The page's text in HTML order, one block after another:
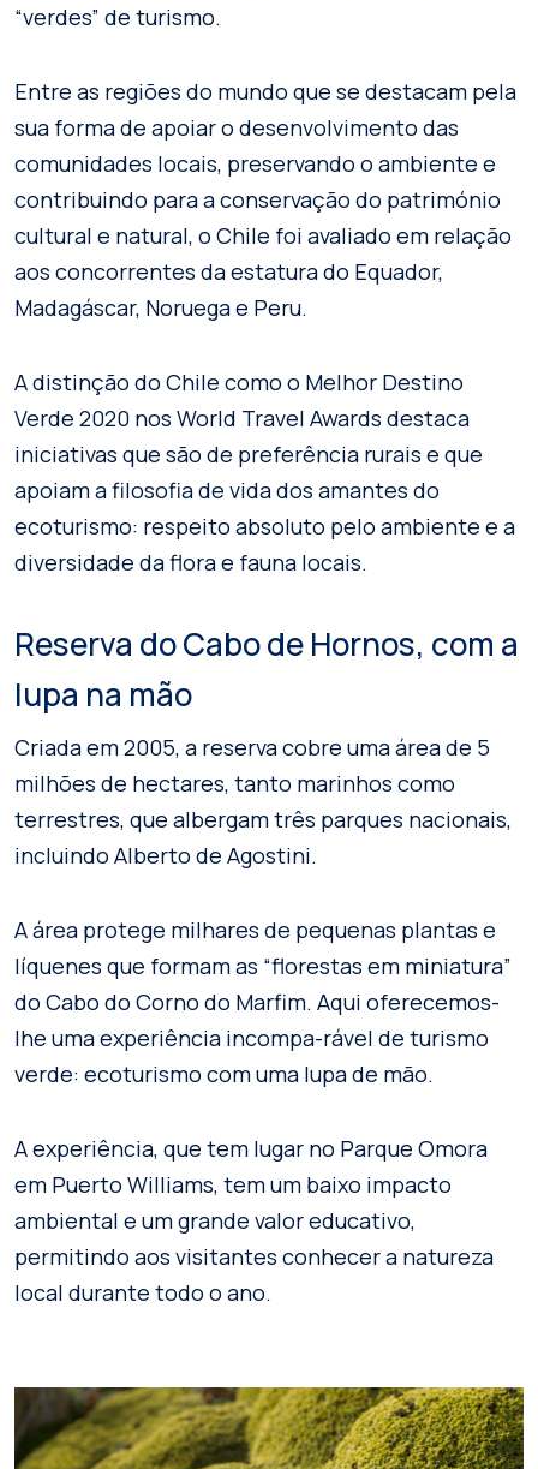
“verdes” de turismo.
Entre as regiões do mundo que se destacam pela
sua forma de apoiar o desenvolvimento das
comunidades locais, preservando o ambiente e
contribuindo para a conservação do património
cultural e natural, o Chile foi avaliado em relação
aos concorrentes da estatura do Equador,
Madagáscar, Noruega e Peru.
A distinção do Chile como o Melhor Destino
Verde 2020 nos World Travel Awards destaca
iniciativas que são de preferência rurais e que
apoiam a filosofia de vida dos amantes do
ecoturismo: respeito absoluto pelo ambiente e a
diversidade da flora e fauna locais.
Reserva do Cabo de Hornos, com a
lupa na mão
Criada em 2005, a reserva cobre uma área de 5
milhões de hectares, tanto marinhos como
terrestres, que albergam três parques nacionais,
incluindo Alberto de Agostini.
A área protege milhares de pequenas plantas e
líquenes que formam as “florestas em miniatura”
do Cabo do Corno do Marfim. Aqui oferecemos-
lhe uma experiência incompa-rável de turismo
verde: ecoturismo com uma lupa de mão.
A experiência, que tem lugar no Parque Omora
em Puerto Williams, tem um baixo impacto
ambiental e um grande valor educativo,
permitindo aos visitantes conhecer a natureza
local durante todo o ano.